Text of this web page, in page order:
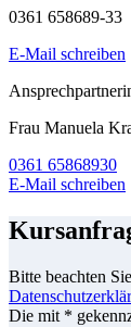
0361 658689-33
E-Mail schreiben
Frau Manuela
0361 65868930
E-Mail schreiben
Bitte beachten
Die mit *